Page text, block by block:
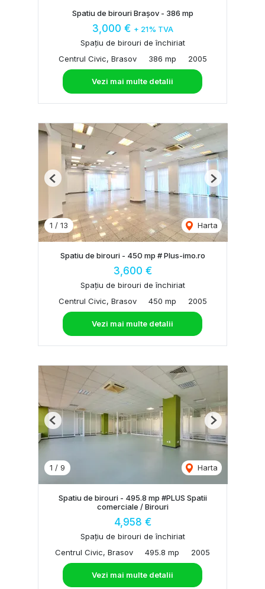
Spatiu de birouri Brașov - 386 mp
3,000 € + 21% TVA
Spațiu de birouri de închiriat
Centrul Civic, Brasov
386 mp 2005
Vezi mai multe detalii
1 / 13 Harta
Previous Next
Spatiu de birouri - 450 mp # Plus-imo.ro
3,600 €
Spațiu de birouri de închiriat
Centrul Civic, Brasov
450 mp 2005
Vezi mai multe detalii
1 / 9 Harta
Previous Next
Spatiu de birouri - 495.8 mp #PLUS Spatii
comerciale / Birouri
4,958 €
Spațiu de birouri de închiriat
Centrul Civic, Brasov
495.8 mp 2005
Vezi mai multe detalii